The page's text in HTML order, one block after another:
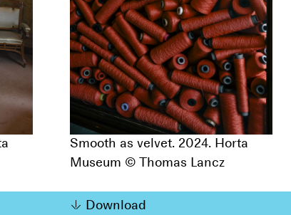
Smooth as velvet. 2024. Horta
Museum © Thomas Lancz
Download